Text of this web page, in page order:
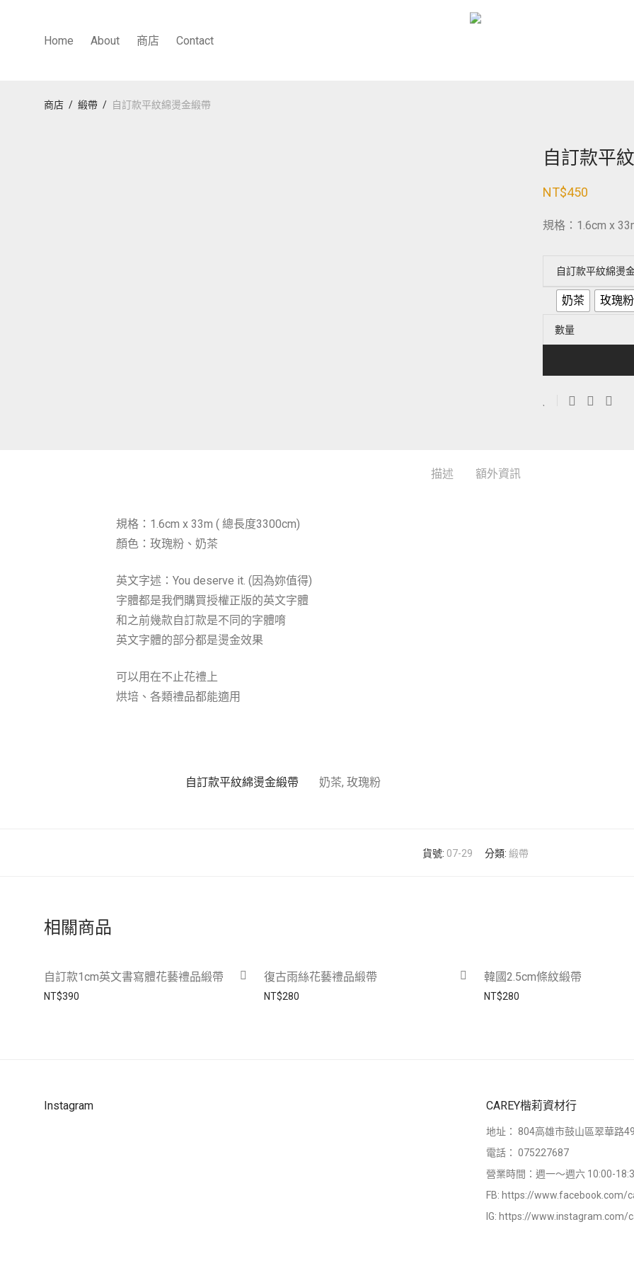
Home About 商店 Contact
商店 / 緞帶 / 自訂款平紋綿燙金緞帶
自訂款平
NT$450
規格：1.6cm x
自訂款平紋綿燙
奶茶 玫瑰粉
數量
描述 額外資訊
規格：1.6cm x 33m ( 總長度3300cm)
顏色：玫瑰粉、奶茶
英文字述：You deserve it. (因為妳值得)
字體都是我們購買授權正版的英文字體
和之前幾款自訂款是不同的字體唷
英文字體的部分都是燙金效果
可以用在不止花禮上
烘培、各類禮品都能適用
自訂款平紋綿燙金緞帶 奶茶, 玫瑰粉
貨號: 07-29 分類: 緞帶
相關商品
自訂款1cm英文書寫體花藝禮品緞帶
NT$390
復古雨絲花藝禮品緞帶
NT$280
韓國2.5cm條紋緞帶
NT$280
Instagram CAREY楷莉資材行
地址： 804高雄市鼓山區翠華路
電話： 075227687
營業時間：週一～週六 10:00-
FB: https://www.facebook.com/
IG: https://www.instagram.com/